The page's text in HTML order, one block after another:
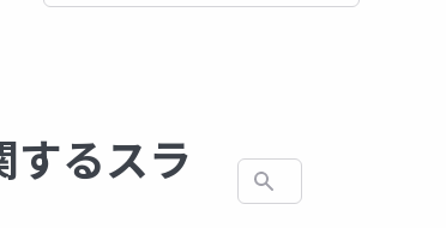
するスラ 検索